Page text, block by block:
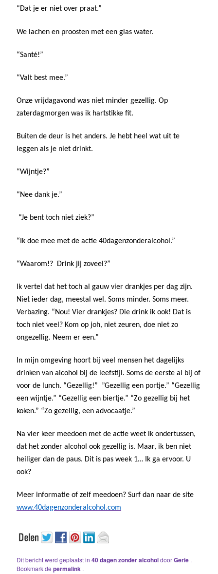
“Dat je er niet over praat.”
We lachen en proosten met een glas water.
“Santé!”
“Valt best mee.”
Onze vrijdagavond was niet minder gezellig. Op
zaterdagmorgen was ik hartstikke fit.
Buiten de deur is het anders. Je hebt heel wat uit te
leggen als je niet drinkt.
“Wijntje?”
“Nee dank je.”
“Je bent toch niet ziek?”
“Ik doe mee met de actie 40dagenzonderalcohol.”
“Waarom!? Drink jij zoveel?”
Ik vertel dat het toch al gauw vier drankjes per dag zijn.
Niet ieder dag, meestal wel. Soms minder. Soms meer.
Verbazing. “Nou! Vier drankjes? Die drink ik ook! Dat is
toch niet veel? Kom op joh, niet zeuren, doe niet zo
ongezellig. Neem er een.”
In mijn omgeving hoort bij veel mensen het dagelijks
drinken van alcohol bij de leefstijl. Soms de eerste al bij of
voor de lunch. “Gezellig!” ”Gezellig een portje.” “Gezellig
een wijntje.” “Gezellig een biertje.” “Zo gezellig bij het
koken.” “Zo gezellig, een advocaatje.”
Na vier keer meedoen met de actie weet ik ondertussen,
dat het zonder alcohol ook gezellig is. Maar, ik ben niet
heiliger dan de paus. Dit is pas week 1… Ik ga ervoor. U
ook?
Meer informatie of zelf meedoen? Surf dan naar de site
www.40dagenzonderalcohol.com
Dit bericht werd geplaatst in40 dagen zonder alcoholdoorGerie .
Bookmark depermalink .